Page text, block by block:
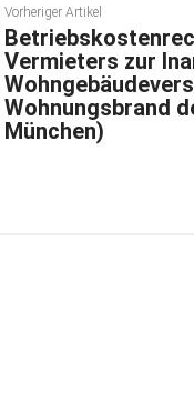
Vorheriger Artikel
Vermieters zur
Wohnungsbrand
München)